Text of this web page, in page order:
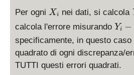
h
a
+
\
b
et
Per ogni X
i
Xi nei dati, si calcola
calcola l'errore misurando Y
_
i
-
\
Yi −
specificamente, in questo caso
quadrato di ogni discrepanza/
TUTTI questi errori quadrati.